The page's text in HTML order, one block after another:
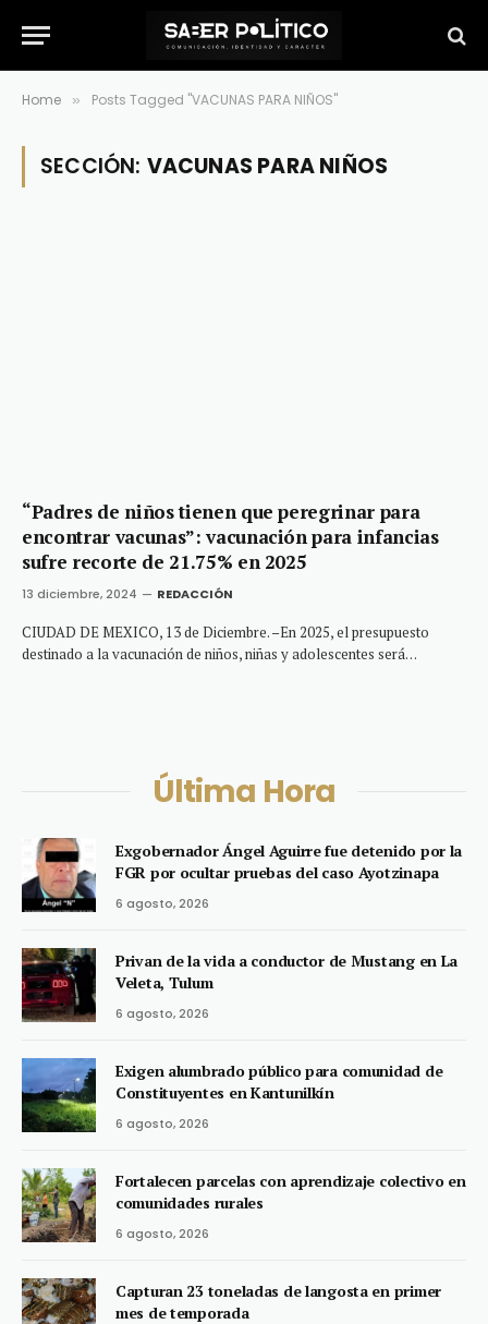
Home » Posts Tagged "VACUNAS PARA NIÑOS"
SECCIÓN: VACUNAS PARA NIÑOS
“Padres de niños tienen que peregrinar para
encontrar vacunas”: vacunación para infancias
sufre recorte de 21.75% en 2025
13 diciembre, 2024 REDACCIÓN
CIUDAD DE MEXICO, 13 de Diciembre. –En 2025, el presupuesto
destinado a la vacunación de niños, niñas y adolescentes será…
Última Hora
Exgobernador Ángel Aguirre fue detenido por la
FGR por ocultar pruebas del caso Ayotzinapa
6 agosto, 2026
Privan de la vida a conductor de Mustang en La
Veleta, Tulum
6 agosto, 2026
Exigen alumbrado público para comunidad de
Constituyentes en Kantunilkín
6 agosto, 2026
Fortalecen parcelas con aprendizaje colectivo en
comunidades rurales
6 agosto, 2026
Capturan 23 toneladas de langosta en primer
mes de temporada